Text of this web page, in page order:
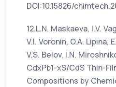
DOI:10.15826/
12.L.N. Maskaeva, I.V.
V.I. Voronin, O.A. Lipina,
V.S. Belov, I.N.
CdxPb1-xS/CdS Thin-
Compositions by